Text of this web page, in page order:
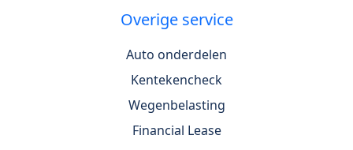
Overige service
Auto onderdelen
Kentekencheck
Wegenbelasting
Financial Lease